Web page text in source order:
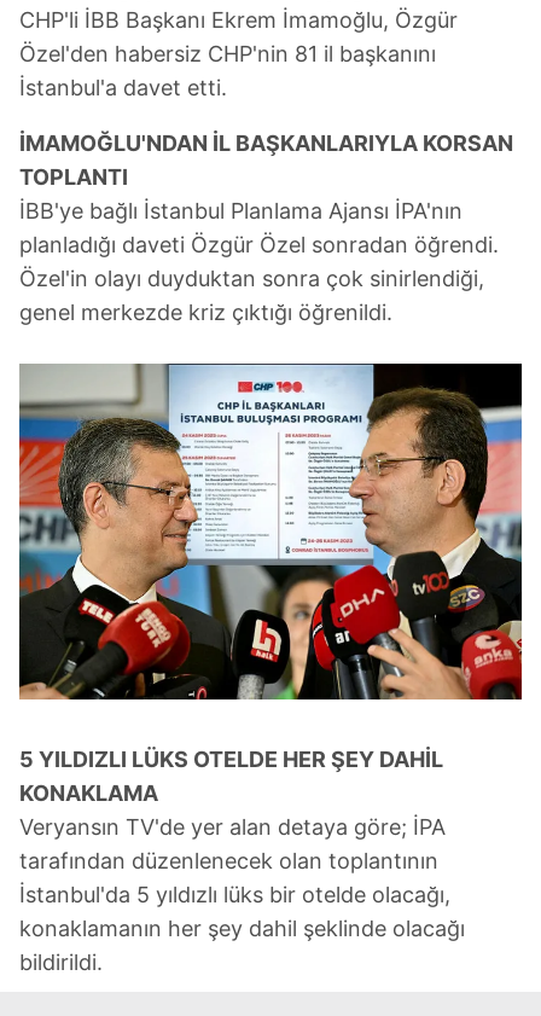
kullanılmaktadır. Bu çerezler vasıtasıyla çeşitli kişisel
verileriniz işlenmekte olup gerekli olan çerezler bilgi
toplumu hizmetlerinin sunulması amacıyla
kullanılmaktadır. Diğer çerezler, sitemizin daha işlevsel
kılınması ve kişiselleştirilmesi ve sizlere yönelik
reklam/pazarlama faaliyetlerinin yapılması, amaçlarıyla
sınırlı olarak açık rızanız dahilinde kullanılacaktır.
Çerezlere ilişkin tercihlerinizi aşağıda yer alan panel
vasıtasıyla belirleyebilirsiniz. Çerezlere ilişkin detaylı bilgi
için Ayarlar butonuna tıklayabilir, Çerez Bilgilendirme
6698 sayılı Kişisel Verilerin Korunması Kanunu uyarınca
hazırlanmış Aydınlatma Metnimizi okumak ve sitemizde
ilgili mevzuata uygun olarak kullanılan çerezlerle ilgili bilgi
almak için lütfentıklayınız.
CHP'li İBB Başkanı Ekrem İmamoğlu, Özgür
Özel'den habersiz CHP'nin 81 il başkanını
İstanbul'a davet etti.
İMAMOĞLU'NDAN İL BAŞKANLARIYLA KORSAN
TOPLANTI
İBB'ye bağlı İstanbul Planlama Ajansı İPA'nın
planladığı daveti Özgür Özel sonradan öğrendi.
Özel'in olayı duyduktan sonra çok sinirlendiği,
genel merkezde kriz çıktığı öğrenildi.
5 YILDIZLI LÜKS OTELDE HER ŞEY DAHİL
KONAKLAMA
Veryansın TV'de yer alan detaya göre; İPA
tarafından düzenlenecek olan toplantının
İstanbul'da 5 yıldızlı lüks bir otelde olacağı,
konaklamanın her şey dahil şeklinde olacağı
bildirildi.